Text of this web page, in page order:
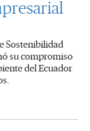
Sostenibilidad
su compromiso
del Ecuador